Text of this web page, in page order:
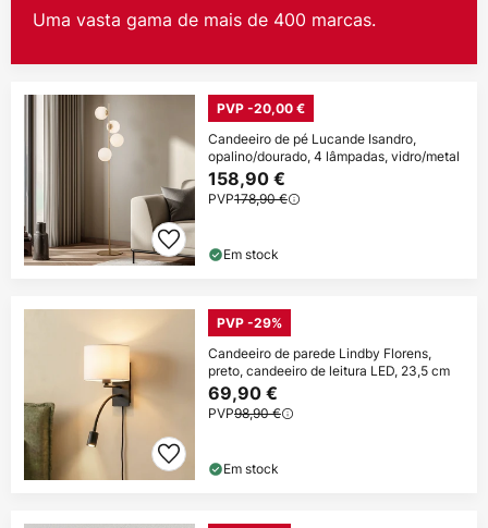
Uma vasta gama de mais de 400 marcas.
PVP -20,00 €
Candeeiro de pé Lucande Isandro,
opalino/dourado, 4 lâmpadas, vidro/metal
158,90 €
PVP178,90 €
Em stock
PVP -29%
Candeeiro de parede Lindby Florens,
preto, candeeiro de leitura LED, 23,5 cm
69,90 €
PVP98,90 €
Em stock